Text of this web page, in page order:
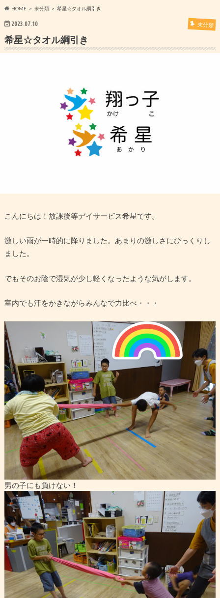
HOME 未分類 希星☆タオル綱引き
2023.07.10 未分類
希星☆タオル綱引き
こんにちは！放課後等デイサービス希星です。
激しい雨が一時的に降りました。あまりの激しさにびっくりし
ました。
でもそのお陰で湿気が少し軽くなったような気がします。
室内でも汗をかきながらみんなで力比べ・・・
男の子にも負けない！